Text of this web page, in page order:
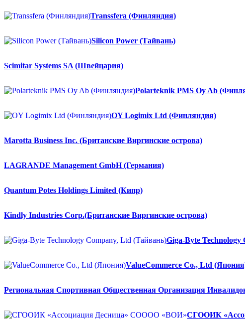
Transsfera (Финляндия)
Silicon Power (Тайвань)
Scimitar Systems SA (Швейцария)
Polarteknik PMS Oy Ab
OY Logimix Ltd (Финляндия)
Marotta Business Inc. (Британские Виргинские острова)
LAGRANDE Management GmbH (Германия)
Quantum Potes Holdings Limited (Кипр)
Kindly Industries Corp.(Британские Виргинские острова)
Giga-Byte
ValueCommerce Co., Ltd
Региональная Спортивная Общественная Организация
СГООИК